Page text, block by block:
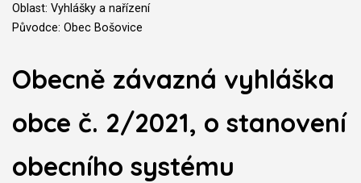
Oblast: Vyhlášky a nařízení
Původce: Obec Bošovice
Obecně závazná vyhláška
obce č. 2/2021, o stanovení
obecního systému